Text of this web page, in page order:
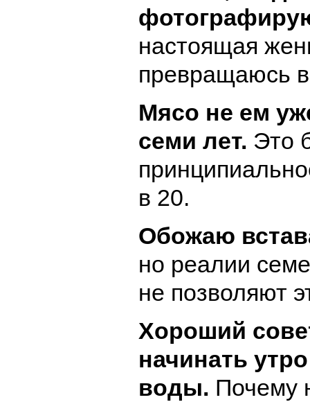
настоящая
превращаюсь
Мясо не ем
семи лет. Это
в 20.
Обожаю
но реалии
не позволяют
Хороший
начинать
воды. Почему